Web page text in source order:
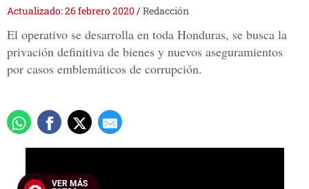
Actualizado: 26 febrero 2020/Redacción
El operativo se desarrolla en toda Honduras, se busca la
privación definitiva de bienes y nuevos aseguramientos
por casos emblemáticos de corrupción.
VER MÁS
of
19